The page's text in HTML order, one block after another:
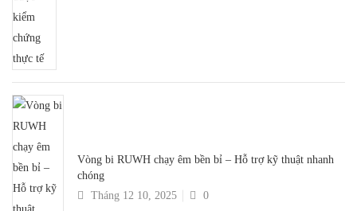
Vòng bi RUWH chạy êm bền bỉ – Hỗ trợ kỹ thuật nhanh
chóng
Tháng 12 10, 2025
0